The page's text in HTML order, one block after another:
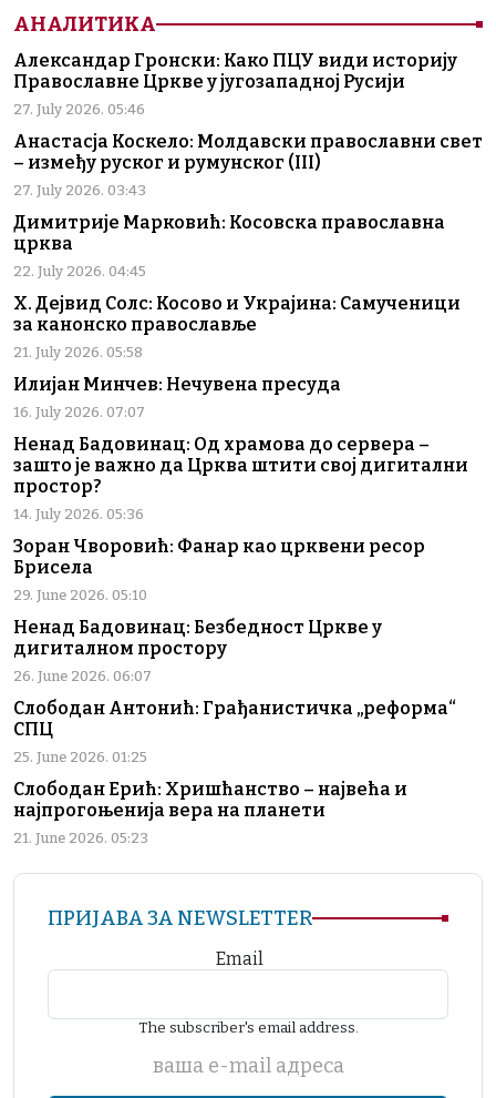
АНАЛИТИКА
Александар Гронски: Како ПЦУ види историју
Православне Цркве у југозападној Русији
27. July 2026. 05:46
Анастасја Коскело: Молдавски православни свет
– између руског и румунског (III)
27. July 2026. 03:43
Димитрије Марковић: Косовска православна
црква
22. July 2026. 04:45
Х. Дејвид Солс: Косово и Украјина: Самученици
за канонско православље
21. July 2026. 05:58
Илијан Минчев: Нечувена пресуда
16. July 2026. 07:07
Ненад Бадовинац: Од храмова до сервера –
зашто је важно да Црква штити свој дигитални
простор?
14. July 2026. 05:36
Зоран Чворовић: Фанар као црквени ресор
Брисела
29. June 2026. 05:10
Ненад Бадовинац: Безбедност Цркве у
дигиталном простору
26. June 2026. 06:07
Слободан Антонић: Грађанистичка „реформа“
СПЦ
25. June 2026. 01:25
Слободан Ерић: Хришћанство – највећа и
најпрогоњенија вера на планети
21. June 2026. 05:23
ПРИЈАВА ЗА NEWSLETTER
Email
The subscriber's email address.
ваша е-mail адреса